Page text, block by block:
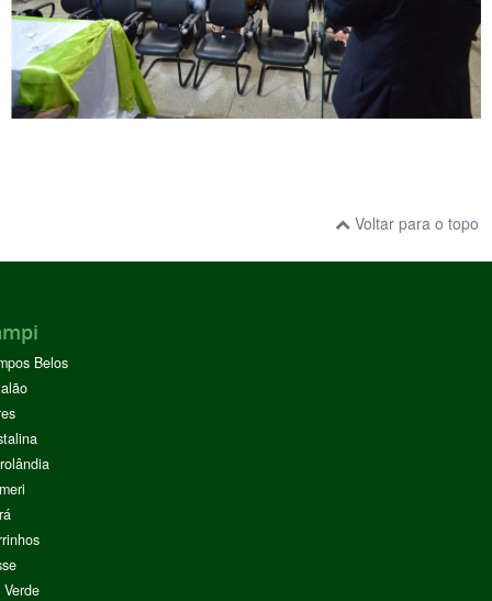
Voltar para o topo
Belos